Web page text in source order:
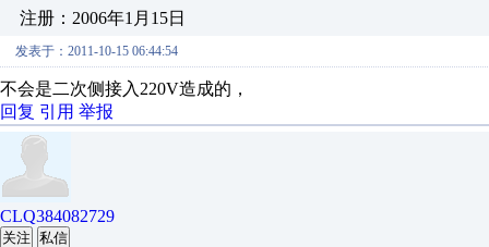
注册：2006年1月15日
发表于：2011-10-15 06:44:54
不会是二次侧接入220V造成的，
回复 引用 举报
CLQ384082729
关注 私信